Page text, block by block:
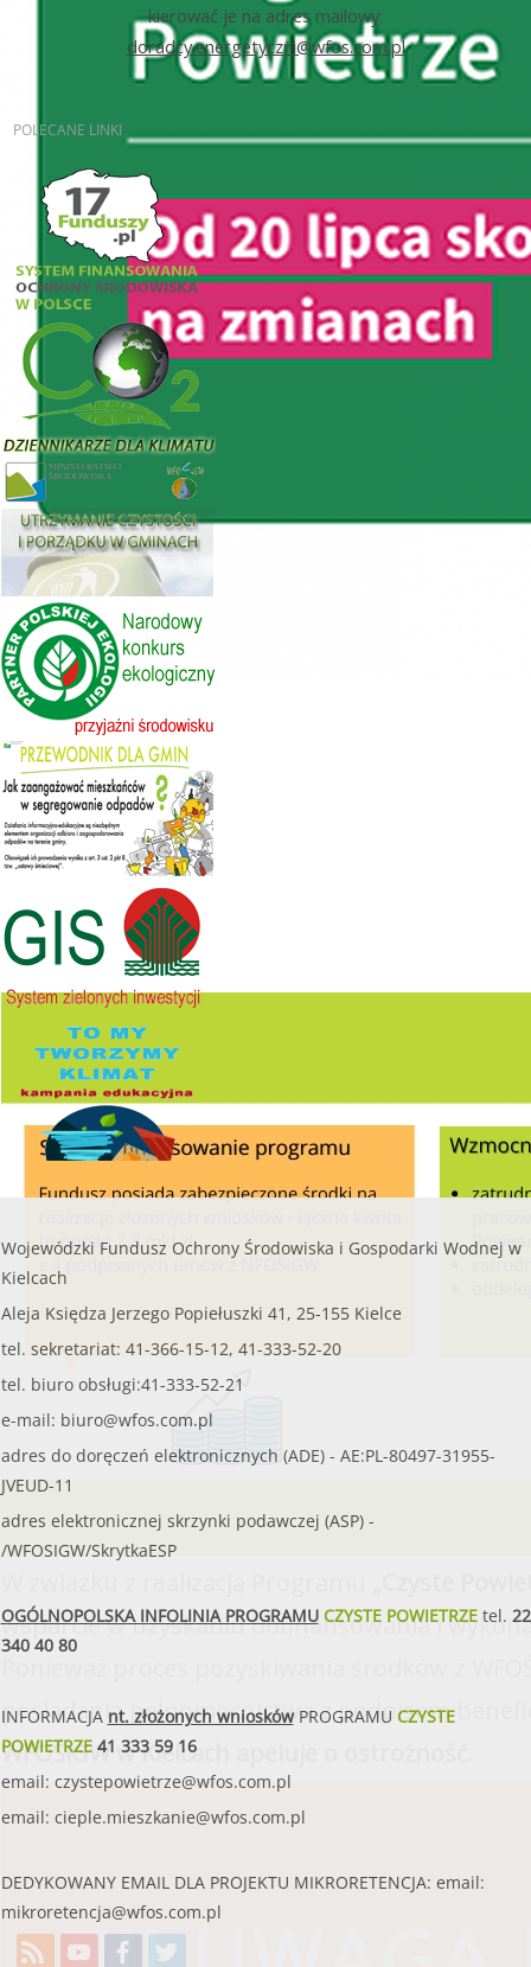
wsparcie w uzyskaniu dofinansowania i
posiadania pełnomocnictwa z podpisem
WFOŚiGW w Kielcach apeluje o ostrożność.
kierować je na adres mailowy:
doradcy.energetyczni@wfos.com.pl
POLECANE LINKI
Wojewódzki Fundusz Ochrony Środowiska i Gospodarki Wodnej w
Kielcach
Aleja Księdza Jerzego Popiełuszki 41, 25-155 Kielce
tel. sekretariat: 41-366-15-12, 41-333-52-20
tel. biuro obsługi:41-333-52-21
e-mail: biuro@wfos.com.pl
adres do doręczeń elektronicznych (ADE) - AE:PL-80497-31955-
JVEUD-11
adres elektronicznej skrzynki podawczej (ASP) -
/WFOSIGW/SkrytkaESP
OGÓLNOPOLSKA INFOLINIA PROGRAMUCZYSTE POWIETRZEtel. 22
340 40 80
INFORMACJA nt. złożonych wnioskówPROGRAMU CZYSTE
POWIETRZE41 333 59 16
email: czystepowietrze@wfos.com.pl
email: cieple.mieszkanie@wfos.com.pl
DEDYKOWANY EMAIL DLA PROJEKTU MIKRORETENCJA: email:
mikroretencja@wfos.com.pl